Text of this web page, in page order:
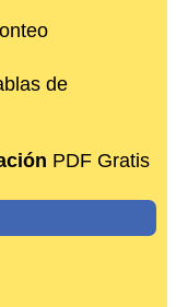
de
PDF Gratis